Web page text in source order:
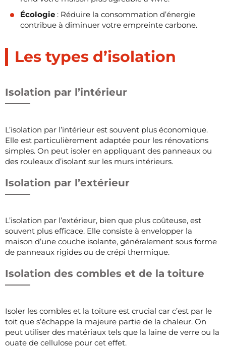
Écologie : Réduire la consommation d’énergie
contribue à diminuer votre empreinte carbone.
Les types d’isolation
Isolation par l’intérieur
L’isolation par l’intérieur est souvent plus économique.
Elle est particulièrement adaptée pour les rénovations
simples. On peut isoler en appliquant des panneaux ou
des rouleaux d’isolant sur les murs intérieurs.
Isolation par l’extérieur
L’isolation par l’extérieur, bien que plus coûteuse, est
souvent plus efficace. Elle consiste à envelopper la
maison d’une couche isolante, généralement sous forme
de panneaux rigides ou de crépi thermique.
Isolation des combles et de la toiture
Isoler les combles et la toiture est crucial car c’est par le
toit que s’échappe la majeure partie de la chaleur. On
peut utiliser des matériaux tels que la laine de verre ou la
ouate de cellulose pour cet effet.